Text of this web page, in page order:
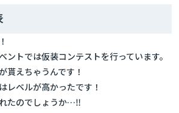
ントでは仮装コンテストを行っています。
貰えちゃうんです！
レベルが高かったです！
たのでしょうか…‼